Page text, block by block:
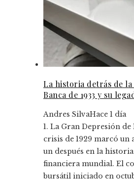
La historia detrás de la
Banca de 1933 y su
Andres SilvaHace 1 día
1. La Gran Depresión de
crisis de 1929 marcó un
un después en la historia
financiera mundial. El
bursátil iniciado en